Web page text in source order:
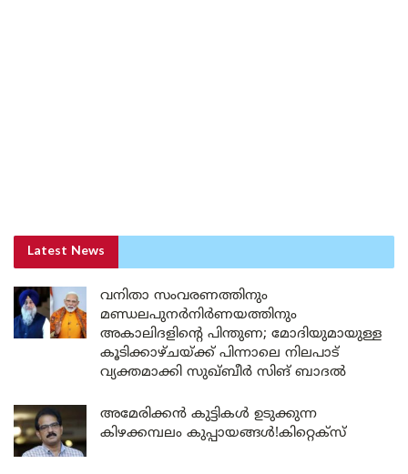
Latest News
വനിതാ സംവരണത്തിനും
മണ്ഡലപുനർനിർണയത്തിനും
അകാലിദളിന്റെ പിന്തുണ; മോദിയുമായുള്ള
കൂടിക്കാഴ്ചയ്ക്ക് പിന്നാലെ നിലപാട്
വ്യക്തമാക്കി സുഖ്ബീർ സിങ് ബാദൽ
അമേരിക്കൻ കുട്ടികൾ ഉടുക്കുന്ന
കിഴക്കമ്പലം കുപ്പായങ്ങൾ!കിറ്റെക്സ്